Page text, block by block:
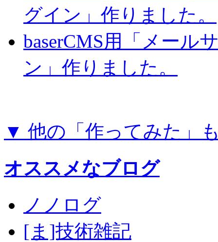
グイン」作りました。
baserCMS用「メール
ン」作りました。
▼ 他の「作ってみた」
オススメなブログ
ノノログ
[ま]技術雑記